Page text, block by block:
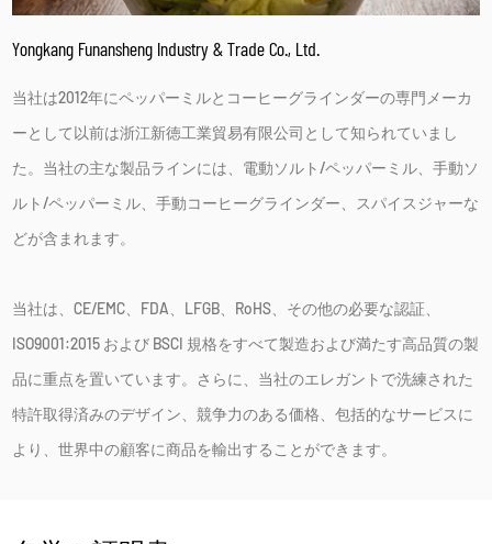
Yongkang Funansheng Industry & Trade Co., Ltd.
当社は2012年にペッパーミルとコーヒーグラインダーの専門メーカ
ーとして以前は浙江新徳工業貿易有限公司として知られていまし
た。当社の主な製品ラインには、電動ソルト/ペッパーミル、手動ソ
ルト/ペッパーミル、手動コーヒーグラインダー、スパイスジャーな
どが含まれます。
当社は、CE/EMC、FDA、LFGB、RoHS、その他の必要な認証、
ISO9001:2015 および BSCI 規格をすべて製造および満たす高品質の製
品に重点を置いています。さらに、当社のエレガントで洗練された
特許取得済みのデザイン、競争力のある価格、包括的なサービスに
より、世界中の顧客に商品を輸出することができます。